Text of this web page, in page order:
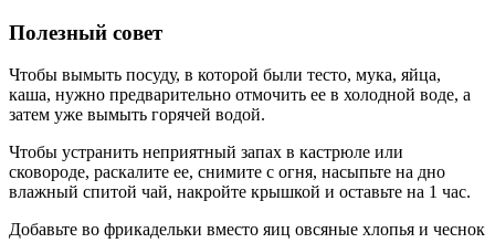
Полезный совет
Чтобы вымыть посуду, в которой были тесто, мука, яйца,
каша, нужно предварительно отмочить ее в холодной воде, а
затем уже вымыть горячей водой.
Чтобы устранить неприятный запах в кастрюле или
сковороде, раскалите ее, снимите с огня, насыпьте на дно
влажный спитой чай, накройте крышкой и оставьте на 1 час.
Добавьте во фрикадельки вместо яиц овсяные хлопья и чеснок